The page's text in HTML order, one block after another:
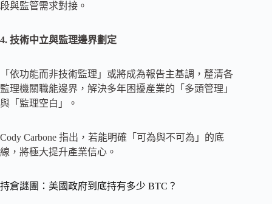
段與監管需求對接。
4. 技術中立與監理邊界劃定
「依功能而非技術監理」或將成為報告主基調，釐清各
監理機關職能邊界，解決多年困擾產業的「多頭管理」
與「監理空白」。
Cody Carbone 指出，若能明確「可為與不可為」的底
線，將極大提升產業信心。
持倉謎團：美國政府到底持有多少 BTC？